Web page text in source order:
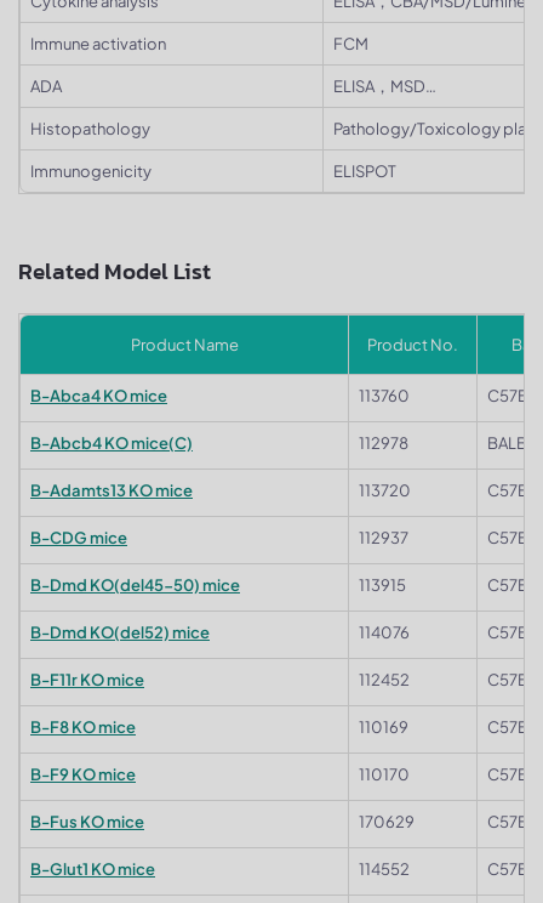
Immune activation FCM
ADA ELISA，MSD…
Histopathology Pathology/Toxicology
Immunogenicity ELISPOT
Related Model List
Product Name Product No.
B-Abca4 KO mice 113760
B-Abcb4 KO mice(C) 112978 BALB/
B-Adamts13 KO mice 113720
B-CDG mice 112937
B-Dmd KO(del45-50) mice 113915
B-Dmd KO(del52) mice 114076
B-F11r KO mice 112452
B-F8 KO mice 110169
B-F9 KO mice 110170
B-Fus KO mice 170629
B-Glut1 KO mice 114552